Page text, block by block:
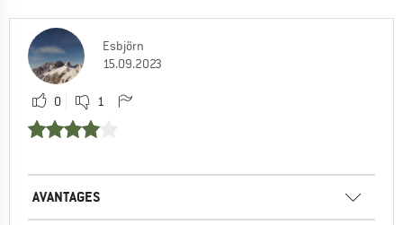
Esbjörn
15.09.2023
0 1
AVANTAGES